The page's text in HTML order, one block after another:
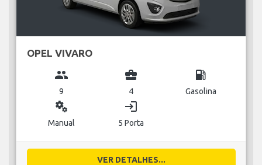
OPEL VIVARO
group
9
business_center
4
local_gas_station
Gasolina
miscellaneous_services
Manual
login
5 Porta
VER DETALHES...